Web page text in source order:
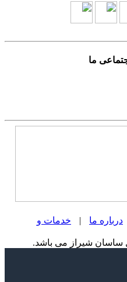
ما
درباره ما |
خدمات و
شیراز می باشد.